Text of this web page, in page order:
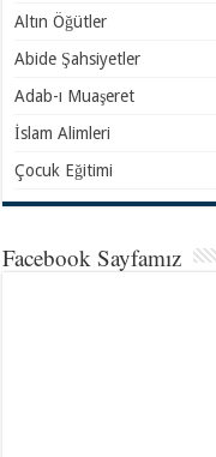
Altın Öğütler
Abide Şahsiyetler
Adab-ı Muaşeret
İslam Alimleri
Çocuk Eğitimi
Facebook Sayfamız